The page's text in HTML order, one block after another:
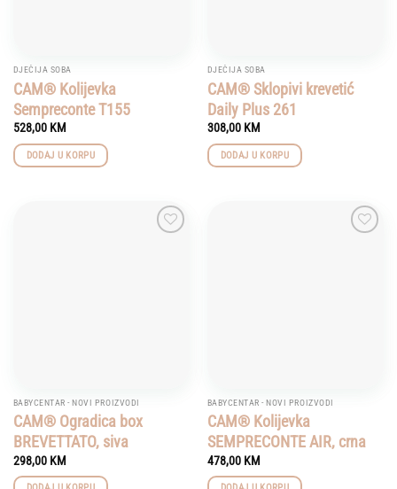
DJEČIJA SOBA
CAM® Kolijevka
Sempreconte T155
528,00 KM
DODAJ U KORPU
DJEČIJA SOBA
CAM® Sklopivi krevetić
Daily Plus 261
308,00 KM
DODAJ U KORPU
BABYCENTAR - NOVI PROIZVODI
CAM® Ogradica box
BREVETTATO, siva
298,00 KM
BABYCENTAR - NOVI PROIZVODI
CAM® Kolijevka
SEMPRECONTE AIR, crna
478,00 KM